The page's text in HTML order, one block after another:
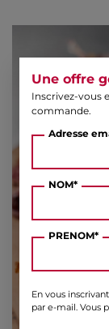
Une offre
Inscrivez-vous
commande.
Adresse
NOM*
PRENOM*
En vous
par e-mail. Vous